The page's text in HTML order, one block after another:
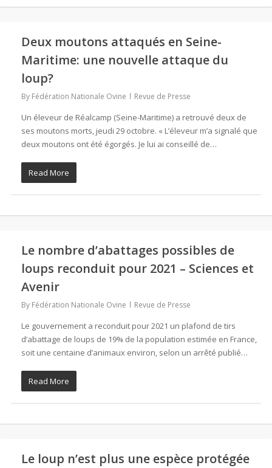
Deux moutons attaqués en Seine-
Maritime: une nouvelle attaque du
loup?
By Fédération Nationale Ovine Revue de Presse
Un éleveur de Réalcamp (Seine-Maritime) a retrouvé deux de
ses moutons morts, jeudi 29 octobre. « L’éleveur m’a signalé que
deux moutons ont été égorgés. Je lui ai conseillé de…
Read More
Le nombre d’abattages possibles de
loups reconduit pour 2021 – Sciences et
Avenir
By Fédération Nationale Ovine Revue de Presse
Le gouvernement a reconduit pour 2021 un plafond de tirs
d’abattage de loups de 19% de la population estimée en France,
soit une centaine d’animaux environ, selon un arrêté publié…
Read More
Le loup n’est plus une espèce protégée